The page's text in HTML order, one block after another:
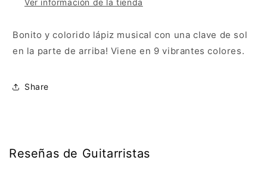
Ver información de la tienda
Bonito y colorido lápiz musical con una clave de sol
en la parte de arriba! Viene en 9 vibrantes colores.
Share
Reseñas de Guitarristas